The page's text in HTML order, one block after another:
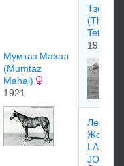
Мумтаз Махал
(Mumtaz
Mahal)
1921
Тзе
(The
1911
Леди
LADY